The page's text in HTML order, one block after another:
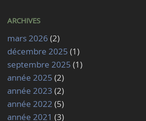
ARCHIVES
mars 2026 (2)
décembre 2025 (1)
septembre 2025 (1)
année 2025 (2)
année 2023 (2)
année 2022 (5)
année 2021 (3)